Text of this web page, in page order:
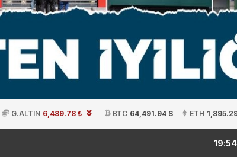
G.ALTIN 6,489.78 ₺ BTC 64,491.94 $ ETH
kitap